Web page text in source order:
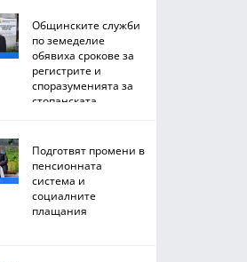
Общинските служби
по земеделие
обявиха срокове за
регистрите и
споразуменията за
стопанската
Подготвят промени в
пенсионната
система и
социалните
плащания